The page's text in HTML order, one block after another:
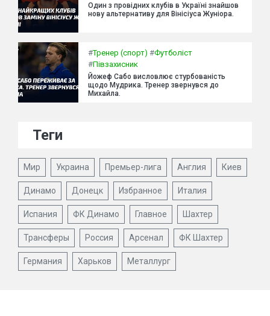
Один з провідних клубів в Україні знайшов
нову альтернативу для Вінісіуса Жуніора.
#Тренер (спорт) #Футболіст
#Півзахисник
Йожеф Сабо висловлює стурбованість
щодо Мудрика. Тренер звернувся до
Михайла.
Теги
Мир Украина Премьер-лига Англия Киев
Динамо Донецк Избранное Италия
Испания ФК Динамо Главное Шахтер
Трансферы Россия Арсенал ФК Шахтер
Германия Харьков Металлург